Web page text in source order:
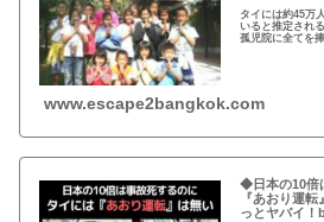
タイには約45万
いると推定され
孤児院に全てを
www.escape2bangkok.com
◆日本の10倍
『あおり運
っとヤバイ！